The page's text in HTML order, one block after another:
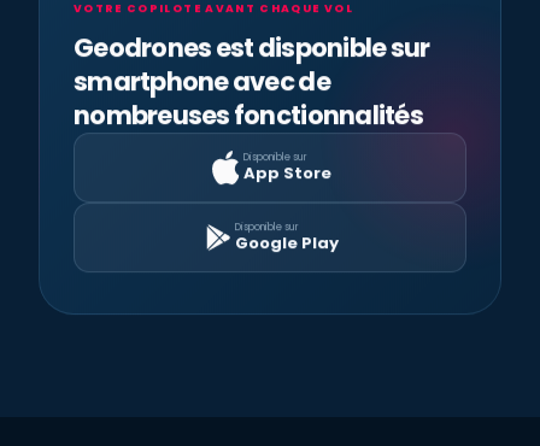
VOTRE COPILOTE AVANT CHAQUE VOL
Geodrones est disponible sur
smartphone avec de
nombreuses fonctionnalités
Disponible sur
App Store
Disponible sur
Google Play